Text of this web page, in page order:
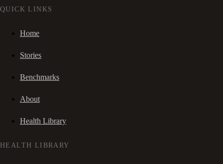
QUICK LINKS
Home
Stories
Benchmarks
About
Health Library
HEALTH LIBRARY